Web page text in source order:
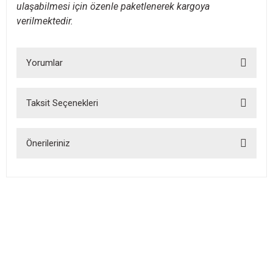
ulaşabilmesi için özenle paketlenerek kargoya
verilmektedir.
Yorumlar
Taksit Seçenekleri
Önerileriniz